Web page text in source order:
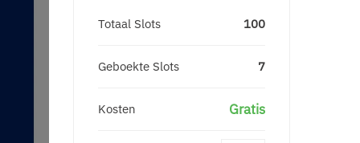
Totaal Slots 100
Geboekte Slots 7
Kosten Gratis